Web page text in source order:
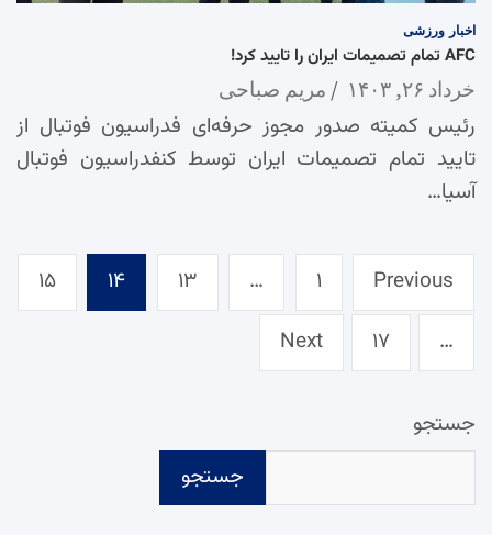
اخبار ورزشی
AFC تمام تصمیمات ایران را تایید کرد!
خرداد ۲۶, ۱۴۰۳ مریم صباحی
رئیس کمیته صدور مجوز حرفه‌ای فدراسیون فوتبال از
تایید تمام تصمیمات ایران توسط کنفدراسیون فوتبال
آسیا…
Posts
pagination
Previous ۱ … ۱۳ ۱۴
۱۵
…
۱۷ Next
جستجو
جستجو